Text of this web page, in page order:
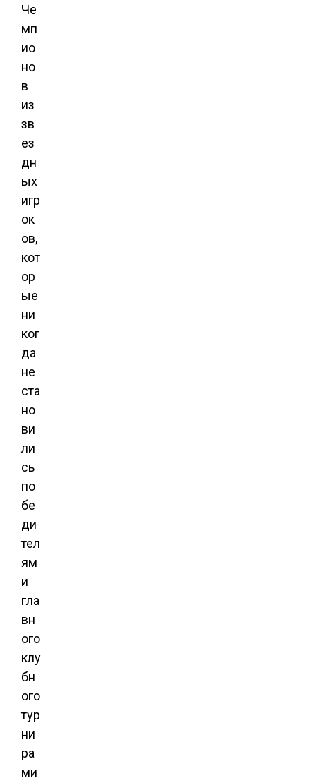
Че
мп
ио
но
в
из
зв
ез
дн
ых
игр
ок
ов,
кот
ор
ые
ни
ког
да
не
ста
но
ви
ли
сь
по
бе
ди
тел
ям
и
гла
вн
ого
клу
бн
ого
тур
ни
ра
ми